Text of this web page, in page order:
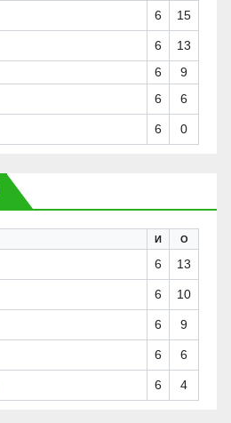
6 15
6
13
6
9
6 6
6 0
И О
6 13
6 10
6 9
6 6
6 4